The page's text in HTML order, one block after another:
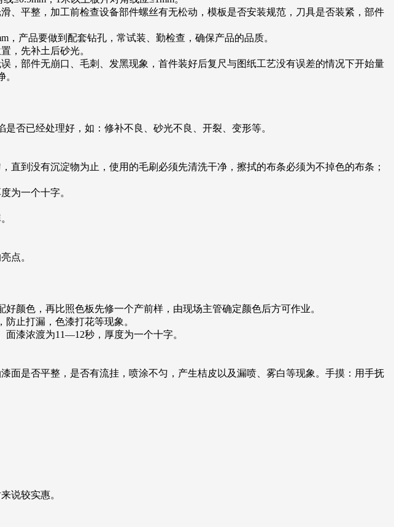
、平整，加工前检查设备部件螺丝有无松动，模板是否安装规范，刀具是否装紧，部件
产品要做到配套钻孔，常试装、勤检查，确保产品的品质。
，先补土后砂光。
，部件无崩口、毛刺、发黑现象，首件装好后复尺与图纸工艺没有误差的情况下开始量
否已经处理好，如：修补不良、砂光不良、开裂、变形等。
到没有沉淀物为止，使用的毛刷必须先清洗干净，擦拭的布条必须为不掉色的布条；
为一个十字。
点。
颜色，再比照色板先修一个产前样，由现场主管确定颜色后方可作业。
止打漏，色漆打花等现象。
漆浓渡为11—12秒，厚度为一个十字。
面是否平整，是否有流挂，喷涂不匀，产生桔皮以及漏喷、雾白等现象。手摸：用手抚
说较实惠。